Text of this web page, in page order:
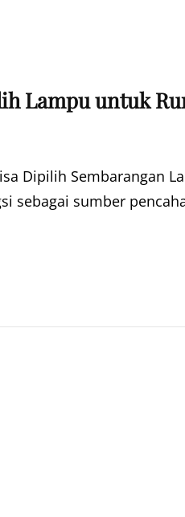
Lampu untuk
Dipilih Sembarangan
sebagai sumber